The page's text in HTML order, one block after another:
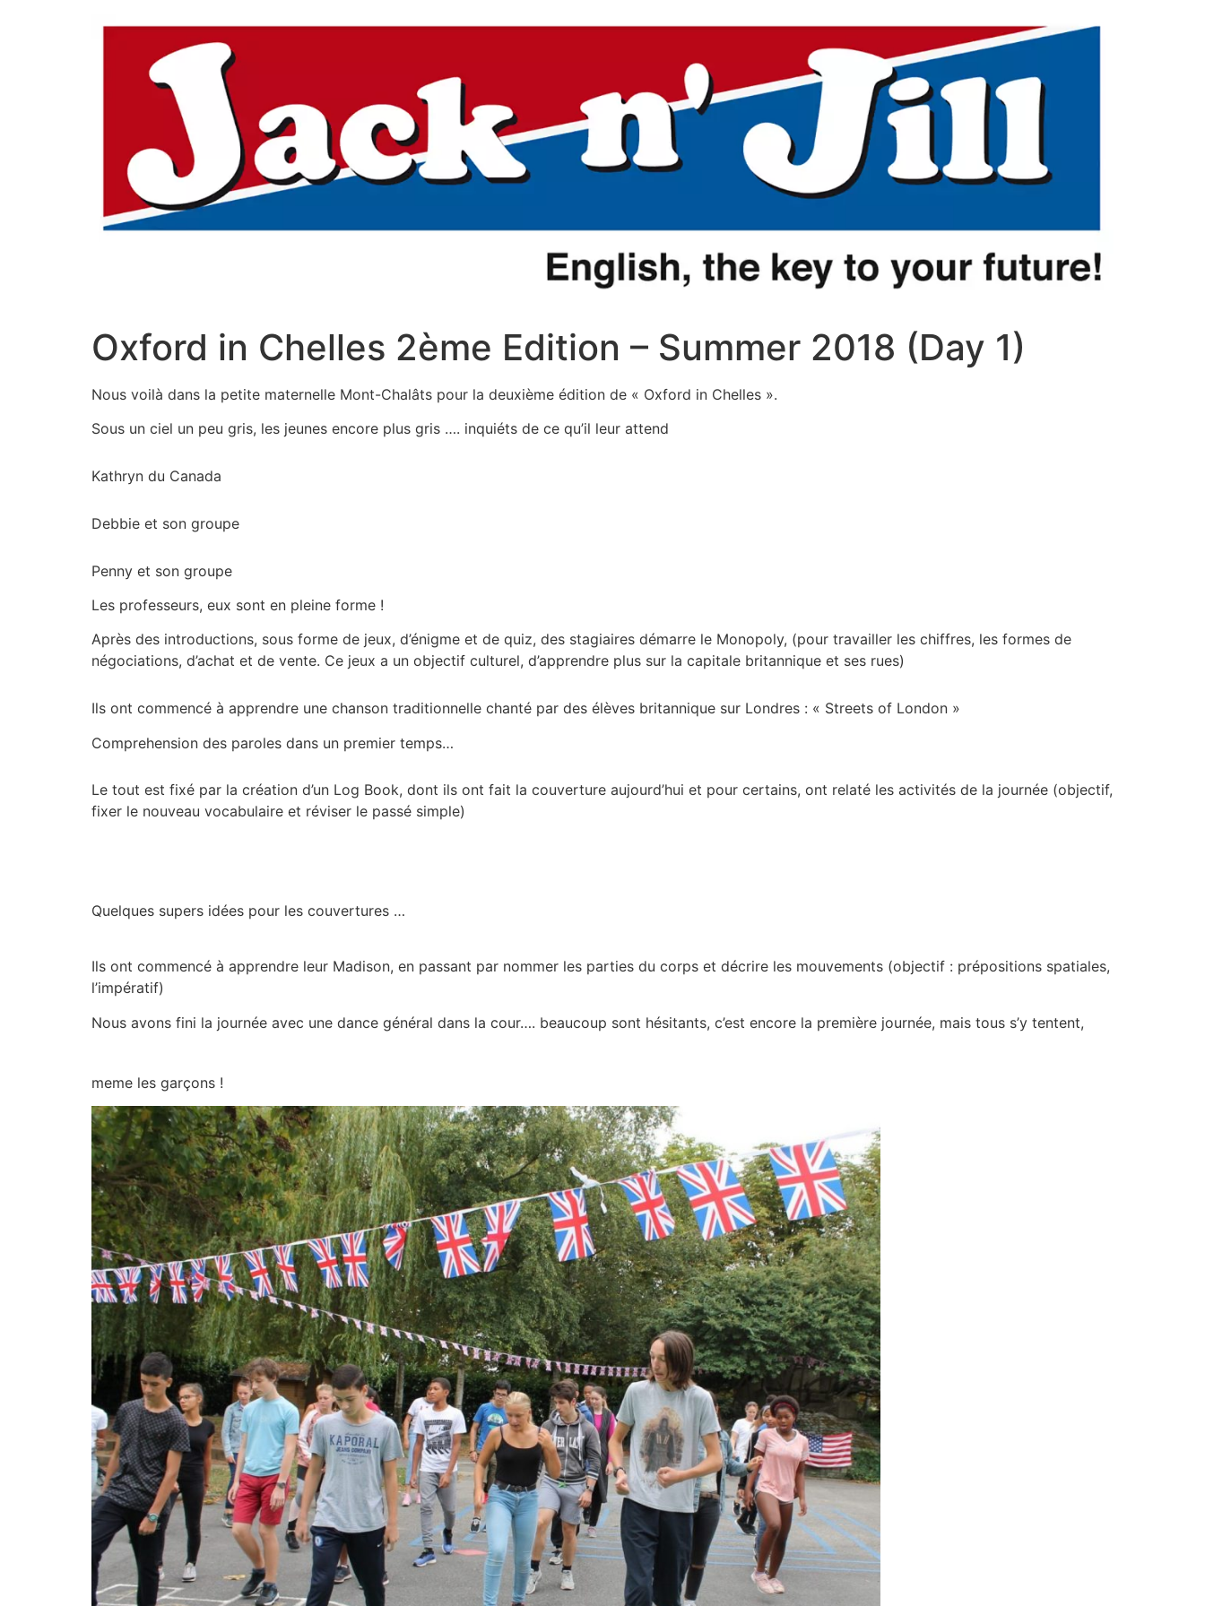
Oxford in Chelles 2ème Edition – Summer 2018 (Day 1)
Nous voilà dans la petite maternelle Mont-Chalâts pour la deuxième édition de « Oxford in Chelles ».
Sous un ciel un peu gris, les jeunes encore plus gris …. inquiéts de ce qu’il leur attend
Kathryn du Canada
Debbie et son groupe
Penny et son groupe
Les professeurs, eux sont en pleine forme !
Après des introductions, sous forme de jeux, d’énigme et de quiz, des stagiaires démarre le Monopoly, (pour travailler les chiffres, les formes de
négociations, d’achat et de vente. Ce jeux a un objectif culturel, d’apprendre plus sur la capitale britannique et ses rues)
Ils ont commencé à apprendre une chanson traditionnelle chanté par des élèves britannique sur Londres : « Streets of London »
Comprehension des paroles dans un premier temps…
Le tout est fixé par la création d’un Log Book, dont ils ont fait la couverture aujourd’hui et pour certains, ont relaté les activités de la journée (objectif,
fixer le nouveau vocabulaire et réviser le passé simple)
Quelques supers idées pour les couvertures …
Ils ont commencé à apprendre leur Madison, en passant par nommer les parties du corps et décrire les mouvements (objectif : prépositions spatiales,
l’impératif)
Nous avons fini la journée avec une dance général dans la cour…. beaucoup sont hésitants, c’est encore la première journée, mais tous s’y tentent,
meme les garçons !